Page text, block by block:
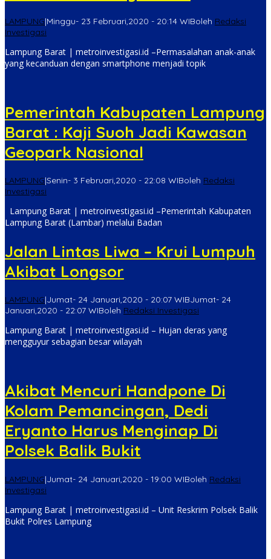
LAMPUNG|Minggu- 23 Februari,2020 - 20:14 WIBoleh Redaksi
Investigasi
Lampung Barat | metroinvestigasi.id –Permasalahan anak-anak
yang kecanduan dengan smartphone menjadi topik
Pemerintah Kabupaten Lampung
Barat : Kaji Suoh Jadi Kawasan
Geopark Nasional
LAMPUNG|Senin- 3 Februari,2020 - 22:08 WIBoleh Redaksi
Investigasi
Lampung Barat | metroinvestigasi.id –Pemerintah Kabupaten
Lampung Barat (Lambar) melalui Badan
Jalan Lintas Liwa – Krui Lumpuh
Akibat Longsor
LAMPUNG|Jumat- 24 Januari,2020 - 20:07 WIBJumat- 24
Januari,2020 - 22:07 WIBoleh Redaksi Investigasi
Lampung Barat | metroinvestigasi.id – Hujan deras yang
mengguyur sebagian besar wilayah
Akibat Mencuri Handpone Di
Kolam Pemancingan, Dedi
Eryanto Harus Menginap Di
Polsek Balik Bukit
LAMPUNG|Jumat- 24 Januari,2020 - 19:00 WIBoleh Redaksi
Investigasi
Lampung Barat | metroinvestigasi.id – Unit Reskrim Polsek Balik
Bukit Polres Lampung